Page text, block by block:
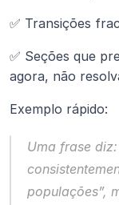
✅ Transições
✅ Seções que
agora, não
Exemplo rápido:
Uma frase
populações”,